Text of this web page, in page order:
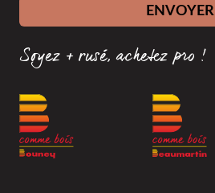
ENVOYER
Soyez + rusé, achetez pro !